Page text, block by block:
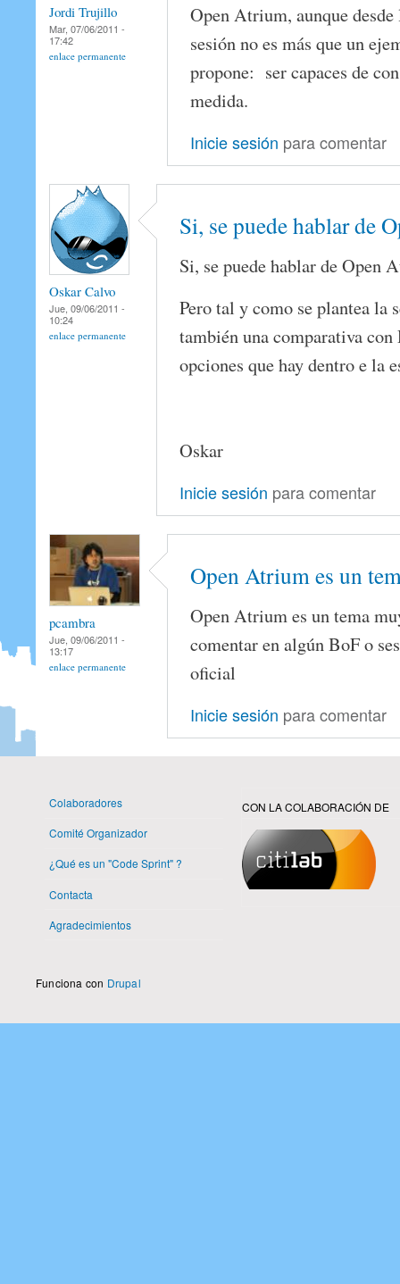
Jordi Trujillo
Mar, 07/06/2011 -
17:42
enlace permanente
Open Atrium, aunque
sesión no es más que un
propone: ser capaces de
medida.
Inicie sesión para comentar
Oskar Calvo
Jue, 09/06/2011 -
10:24
enlace permanente
Si, se puede hablar de
Si, se puede hablar de Open
Pero tal y como se plantea la
también una comparativa
opciones que hay dentro e la
Oskar
Inicie sesión para comentar
pcambra
Jue, 09/06/2011 -
13:17
enlace permanente
Open Atrium es un
Open Atrium es un tema
comentar en algún BoF o
oficial
Inicie sesión para comentar
Colaboradores
Comité Organizador
¿Qué es un "Code Sprint" ?
Contacta
Agradecimientos
CON LA COLABORACIÓN DE
Funciona con Drupal